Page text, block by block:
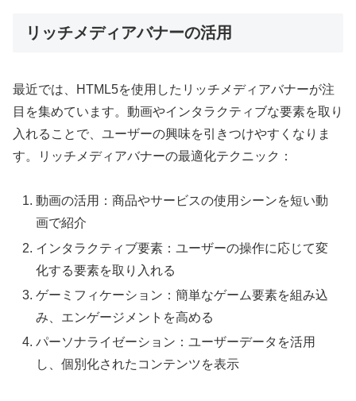
リッチメディアバナーの活用
最近では、HTML5を使用したリッチメディアバナーが注
目を集めています。動画やインタラクティブな要素を取り
入れることで、ユーザーの興味を引きつけやすくなりま
す。リッチメディアバナーの最適化テクニック：
動画の活用：商品やサービスの使用シーンを短い動
画で紹介
インタラクティブ要素：ユーザーの操作に応じて変
化する要素を取り入れる
ゲーミフィケーション：簡単なゲーム要素を組み込
み、エンゲージメントを高める
パーソナライゼーション：ユーザーデータを活用
し、個別化されたコンテンツを表示